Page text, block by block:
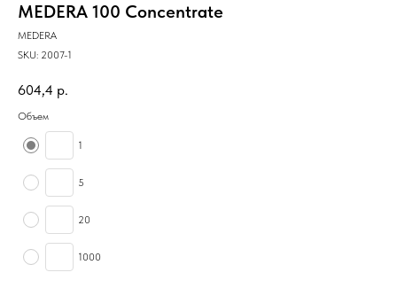
MEDERA 100 Concentrate
MEDERA
SKU: 2007-1
604,4 р.
Объем
1
5
20
1000